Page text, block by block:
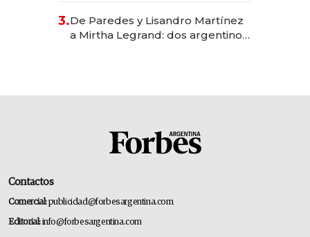
las marcas "fast premium"
3.De Paredes y Lisandro Martínez
a Mirtha Legrand: dos argentinos
Contactos
Comercial:publicidad@forbesargentina.com
Editorial:info@forbesargentina.com